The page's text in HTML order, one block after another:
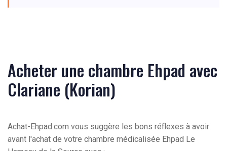
Acheter une chambre Ehpad avec
Clariane (Korian)
Achat-Ehpad.com vous suggère les bons réflexes à avoir
avant l'achat de votre chambre médicalisée Ehpad Le